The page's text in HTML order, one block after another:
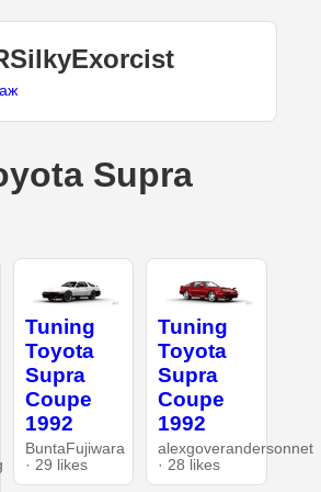
Supra
Tuning
Toyota
Supra
Coupe
1992
BuntaFujiwara
· 29 likes
Tuning
Toyota
Supra
Coupe
1992
alexgoverandersonnet
· 28 likes